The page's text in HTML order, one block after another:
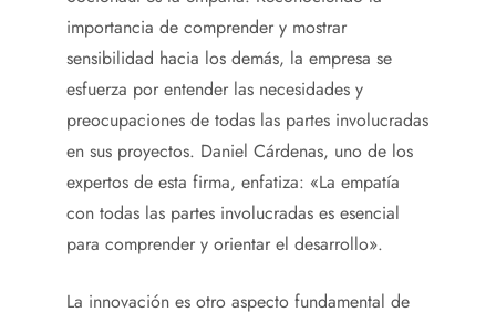
importancia de comprender y mostrar
sensibilidad hacia los demás, la empresa se
esfuerza por entender las necesidades y
preocupaciones de todas las partes involucradas
en sus proyectos. Daniel Cárdenas, uno de los
expertos de esta firma, enfatiza: «La empatía
con todas las partes involucradas es esencial
para comprender y orientar el desarrollo».
La innovación es otro aspecto fundamental de